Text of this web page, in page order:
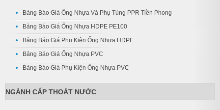
Bảng Báo Giá Ống Nhựa Và Phụ Tùng PPR Tiền Phong
Bảng Báo Giá Ống Nhựa HDPE PE100
Bảng Báo Giá Phụ Kiện Ống Nhựa HDPE
Bảng Báo Giá Ống Nhựa PVC
Bảng Báo Giá Phụ Kiện Ống Nhựa PVC
NGÀNH CẤP THOÁT NƯỚC